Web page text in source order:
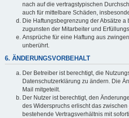
nach auf die vertragstypischen
auch für mittelbare Schäden,
Die Haftungsbegrenzung der Absätze a
zugunsten der Mitarbeiter und
Ansprüche für eine Haftung aus
unberührt.
6. ÄNDERUNGSVORBEHALT
Der Betreiber ist berechtigt, die
Datenschutzerklärung zu ändern. Die
Mail mitgeteilt.
Der Nutzer ist berechtigt, den
des Widerspruchs erlischt das
bestehende Vertragsverhältnis mit